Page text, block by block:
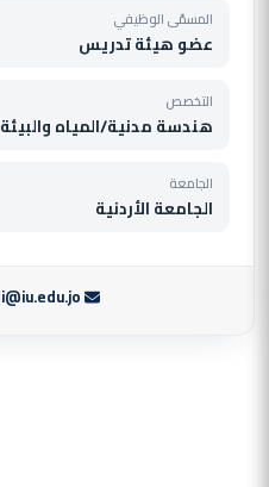
المسمّى الوظيفي
عضو هيئة تدريس
التخصص
هندسة مدنية/المياه والبيئة
الجامعة
الجامعة الأردنية